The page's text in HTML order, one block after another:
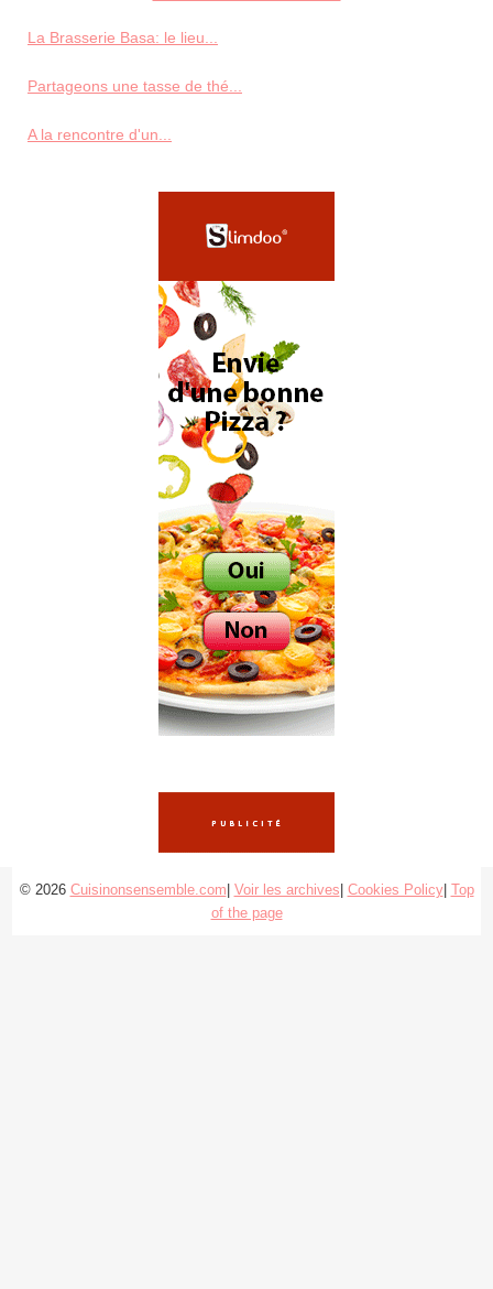
La Brasserie Basa: le lieu...
Partageons une tasse de thé...
A la rencontre d'un...
© 2026 Cuisinonsensemble.com Voir les archives Cookies Policy| Top
of the page